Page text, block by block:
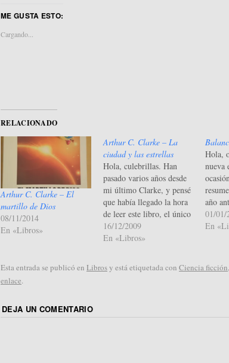
Twitter
abre
en
Pocket
ME GUSTA ESTO:
Cargando...
RELACIONADO
Arthur C. Clarke – El
martillo de Dios
08/11/2014
En «Libros»
Arthur C. Clarke – La
ciudad y las estrellas
Hola, culebrillas. Han
pasado varios años desde
mi último Clarke, y pensé
que había llegado la hora
de leer este libro, el único
que me quedaba por casa
del maestro del hard. Pero
hace muchos, bastantes
16/12/2009
En «Libros»
Hola,
nueva
año
01/01/
En
Esta entrada se publicó en Librosy está etiquetada con Ciencia ficción,
enlace.
DEJA UN COMENTARIO